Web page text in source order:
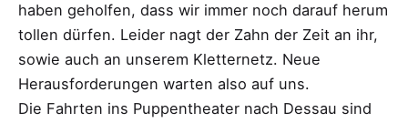
haben geholfen, dass wir immer noch darauf herum
tollen dürfen. Leider nagt der Zahn der Zeit an ihr,
sowie auch an unserem Kletternetz. Neue
Herausforderungen warten also auf uns.
Die Fahrten ins Puppentheater nach Dessau sind